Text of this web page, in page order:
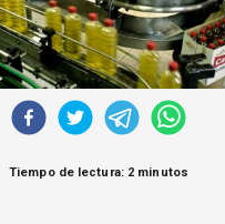
OPINIÓN
ALTAMIRA RESPONDE
Política Obrera Revista
CONTACTO
Tiempo de lectura: 2 minutos